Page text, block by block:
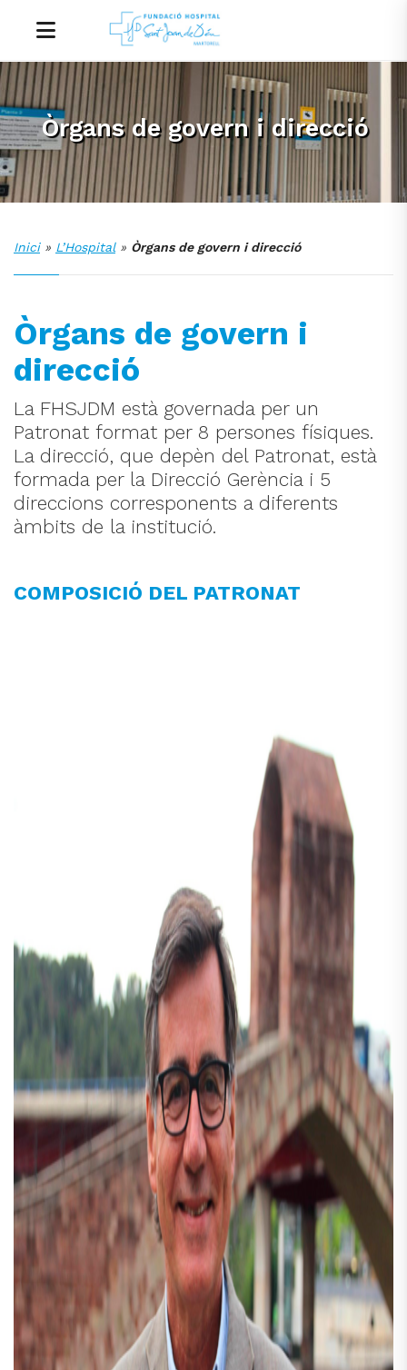
Òrgans de govern i direcció
Inici» L’Hospital» Òrgans de govern i direcció
Òrgans de govern i
direcció
La FHSJDM està governada per un
Patronat format per 8 persones físiques.
La direcció, que depèn del Patronat, està
formada per la Direcció Gerència i 5
direccions corresponents a diferents
àmbits de la institució.
COMPOSICIÓ DEL PATRONAT